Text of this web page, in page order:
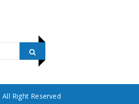
Right Reserved